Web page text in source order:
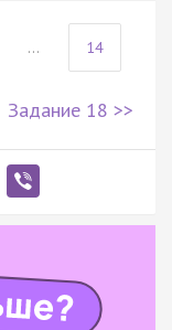
... 14
Задание 18 >>